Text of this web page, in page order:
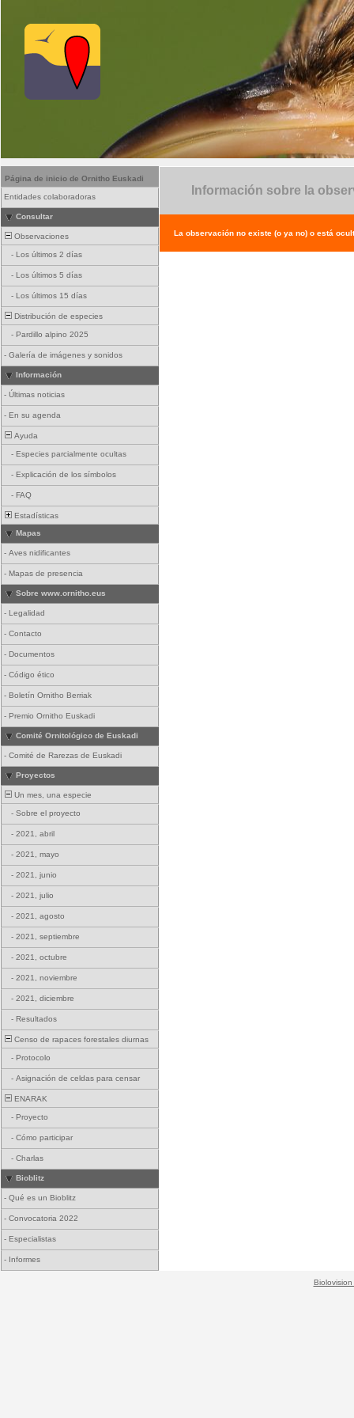
Página de inicio de Ornitho Euskadi
Entidades colaboradoras
Consultar
Observaciones
- Los últimos 2 días
- Los últimos 5 días
- Los últimos 15 días
Distribución de especies
- Pardillo alpino 2025
- Galería de imágenes y sonidos
Información
- Últimas noticias
- En su agenda
Ayuda
- Especies parcialmente ocultas
- Explicación de los símbolos
- FAQ
Estadísticas
Mapas
- Aves nidificantes
- Mapas de presencia
Sobre www.ornitho.eus
- Legalidad
- Contacto
- Documentos
- Código ético
- Boletín Ornitho Berriak
- Premio Ornitho Euskadi
Comité Ornitológico de Euskadi
- Comité de Rarezas de Euskadi
Proyectos
Un mes, una especie
- Sobre el proyecto
- 2021, abril
- 2021, mayo
- 2021, junio
- 2021, julio
- 2021, agosto
- 2021, septiembre
- 2021, octubre
- 2021, noviembre
- 2021, diciembre
- Resultados
Censo de rapaces forestales diurnas
- Protocolo
- Asignación de celdas para censar
ENARAK
- Proyecto
- Cómo participar
- Charlas
Bioblitz
- Qué es un Bioblitz
- Convocatoria 2022
- Especialistas
- Informes
Información sobre la
La observación no existe (o ya no) o está
Biolovision